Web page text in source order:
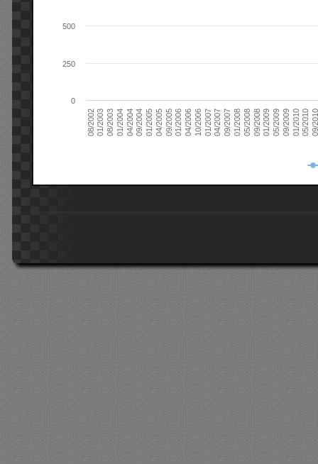
08/200201/200308/200301/200404/200409/200401/200504/200509/200501/200604/200610/200601/200704/200709/200701/200805/200809/200801/200905/200909/200901/201005/201009/
0
250
500